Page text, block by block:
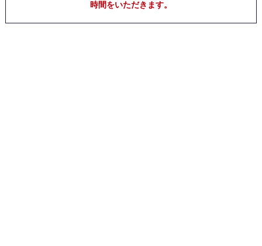
時間をいただきます。